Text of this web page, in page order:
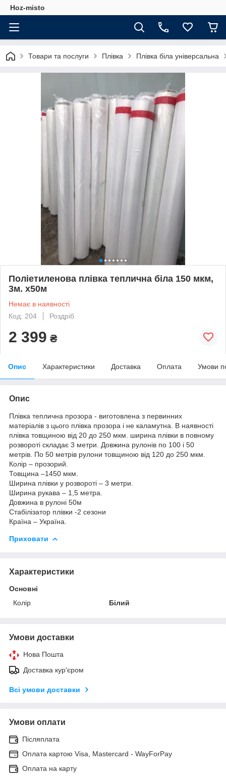
Hoz-misto
Товари та послуги Плівка Плівка біла універсальна
Поліетиленова плівка теплична біла 150 мкм,
3м. х50м
Немає в наявності
Код: 204
Роздріб
2 399 ₴
Опис Характеристики Доставка Оплата Умови
Опис
Плівка теплична прозора - виготовлена ​​з первинних
матеріалів з цього плівка прозора і не каламутна. В наявності
плівка товщиною від 20 до 250 мкм. ширина плівки в повному
розвороті складає 3 метри. Довжина рулонів по 100 і 50
метрів. По 50 метрів рулони товщиною від 120 до 250 мкм.
Колір – прозорий.
Товщина –1450 мкм.
Ширина плівки у розвороті – 3 метри.
Ширина рукава – 1,5 метра.
Довжина в рулоні 50м
Стабілізатор плівки -2 сезони
Країна – Україна.
Приховати
Характеристики
Основні
Колір
Білий
Умови доставки
Нова Пошта
Доставка кур'єром
Всі умови доставки
Умови оплати
Післяплата
Оплата картою Visa, Mastercard - WayForPay
Оплата на карту